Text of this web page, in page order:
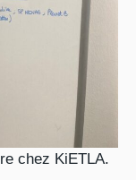
chez KiETLA.